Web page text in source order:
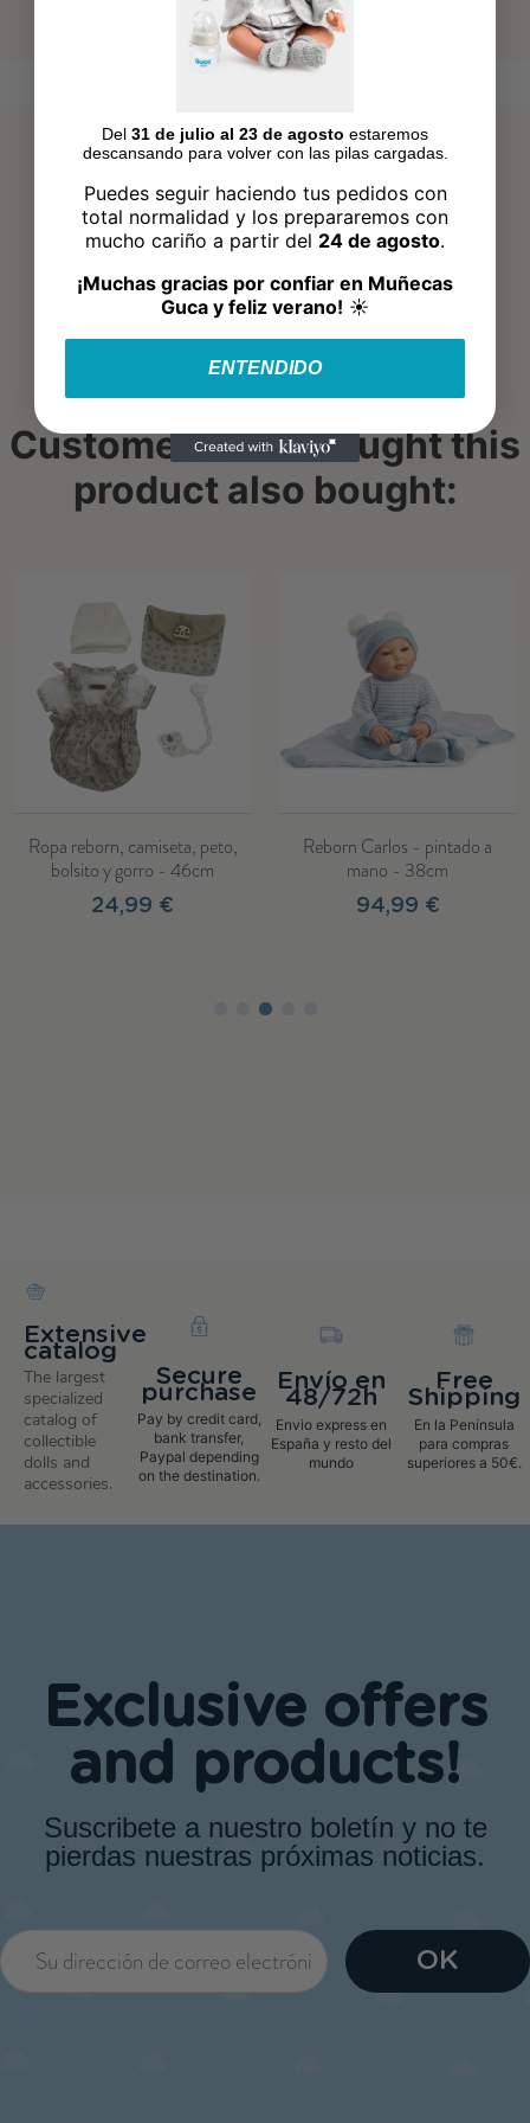
Customers who bought this
product also bought:
Ropa reborn, camiseta, peto,
bolsito y gorro - 46cm
24,99 €
Reborn Carlos - pintado a
mano - 38cm
94,99 €
Extensive
catalog
The largest
specialized
catalog of
collectible
dolls and
accessories.
Secure
purchase
Pay by credit card,
bank transfer,
Paypal depending
on the destination.
Envío en
48/72h
Envio express en
España y resto del
mundo
Free
Shipping
En la Península
para compras
superiores a 50€.
Exclusive offers
and products!
Suscribete a nuestro boletín y no te
pierdas nuestras próximas noticias.
Del 31 de julio al 23 de agosto estaremos
descansando para volver con las pilas cargadas.
Puedes seguir haciendo tus pedidos con
total normalidad y los prepararemos con
mucho cariño a partir del 24 de agosto.
¡Muchas gracias por confiar en Muñecas
Guca y feliz verano! ☀️
ENTENDIDO